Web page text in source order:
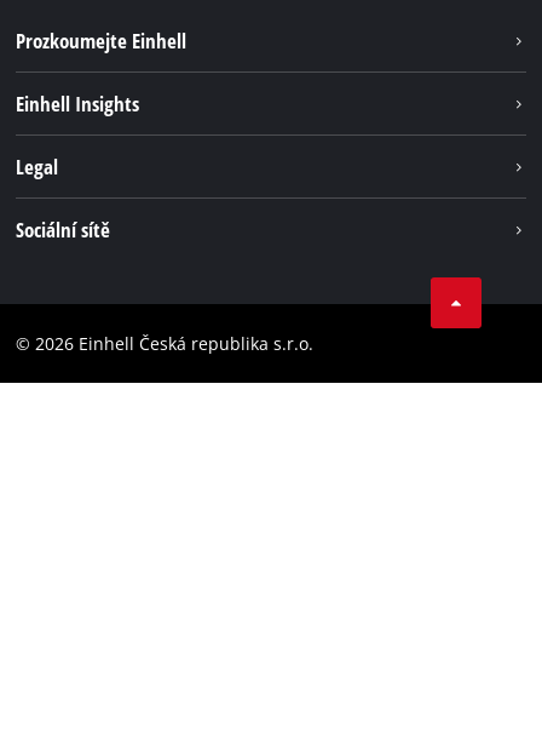
Prozkoumejte Einhell
Systém akumulátorů
Bezúhlíková energie
Einhell Insights
Einhell celosvětově
Legal
Prohlášení o přístupnosti
Sociální sítě
Instagram
© 2026 Einhell Česká republika s.r.o.